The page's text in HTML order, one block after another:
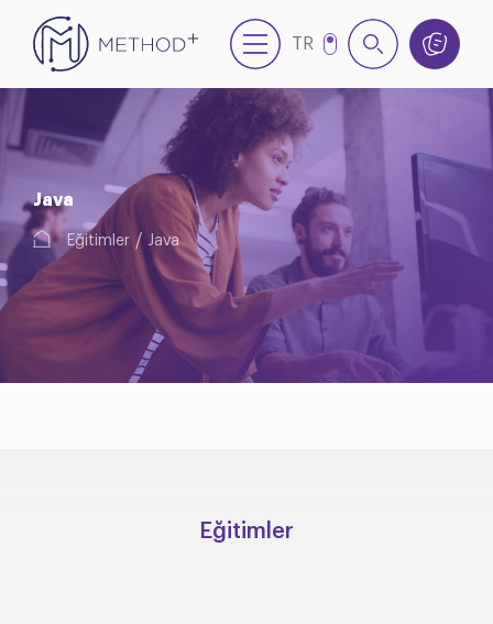
TR
Java
Eğitimler Java
Eğitimler